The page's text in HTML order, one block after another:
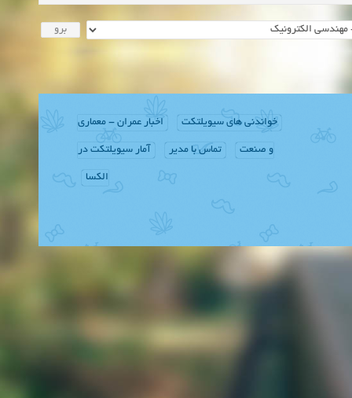
خواندنی های سیویلتکت اخبار عمران - معماری
و صنعت تماس با مدیر آمار سیویلتکت در
الکسا